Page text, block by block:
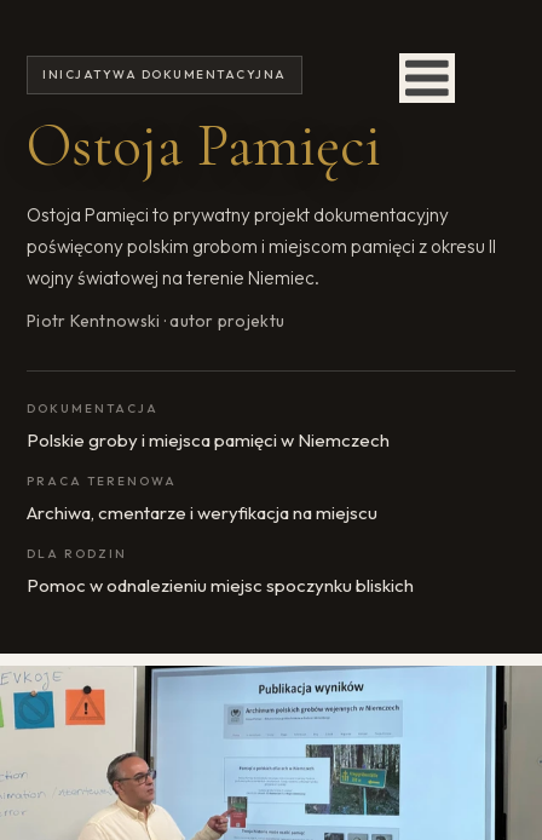
INICJATYWA DOKUMENTACYJNA
Ostoja Pamięci
Ostoja Pamięci to prywatny projekt dokumentacyjny
poświęcony polskim grobom i miejscom pamięci z okresu II
wojny światowej na terenie Niemiec.
Piotr Kentnowski · autor projektu
DOKUMENTACJA
Polskie groby i miejsca pamięci w Niemczech
PRACA TERENOWA
Archiwa, cmentarze i weryfikacja na miejscu
DLA RODZIN
Pomoc w odnalezieniu miejsc spoczynku bliskich